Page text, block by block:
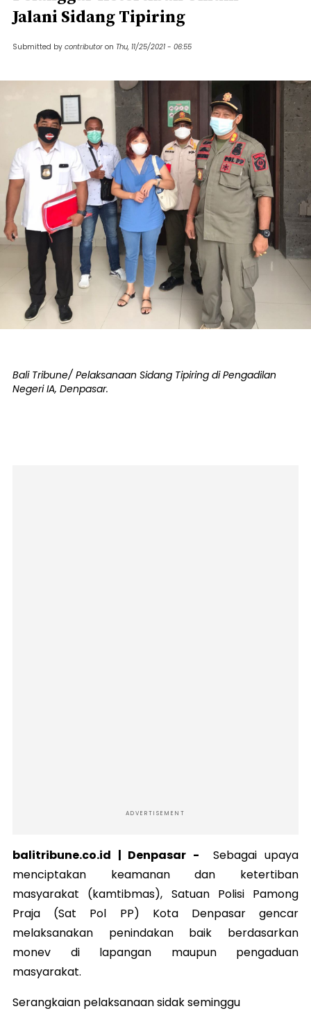
Jalani Sidang Tipiring
Submitted by contributor on Thu, 11/25/2021 - 06:55
Bali Tribune/ Pelaksanaan Sidang Tipiring di Pengadilan
Negeri IA, Denpasar.
ADVERTISEMENT
balitribune.co.id | Denpasar -
Sebagai upaya
menciptakan keamanan dan ketertiban
masyarakat (kamtibmas), Satuan Polisi Pamong
Praja (Sat Pol PP) Kota Denpasar gencar
melaksanakan penindakan baik berdasarkan
monev di lapangan maupun pengaduan
masyarakat.
Serangkaian pelaksanaan sidak seminggu